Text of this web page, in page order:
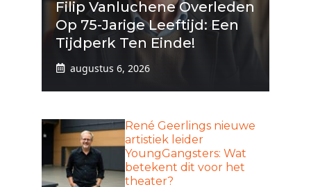
Filip Vanluchene Overleden
Op 75-Jarige Leeftijd: Een
Tijdperk Ten Einde!
augustus 6, 2026
René Geerlings nieuwe
artistiek leider
YoungGangsters: Wat
betekent dit voor het
theater?